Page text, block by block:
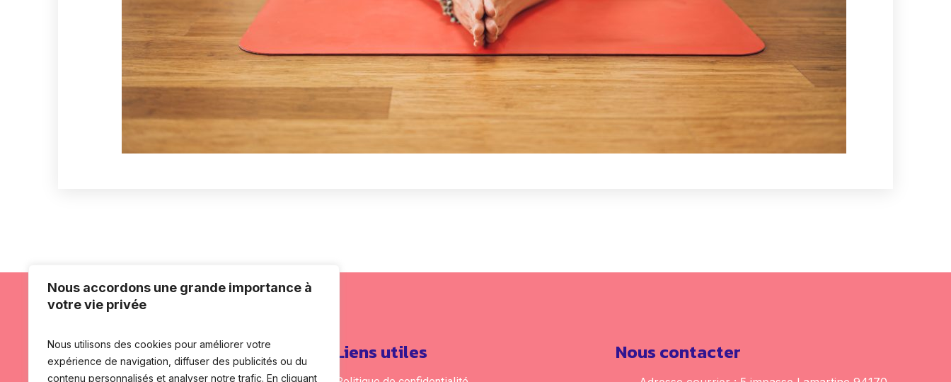
Nous accordons une grande importance à
votre vie privée
Nous utilisons des cookies pour améliorer votre
expérience de navigation, diffuser des publicités ou du
contenu personnalisés et analyser notre trafic. En cliquant
Liens utiles Nous contacter